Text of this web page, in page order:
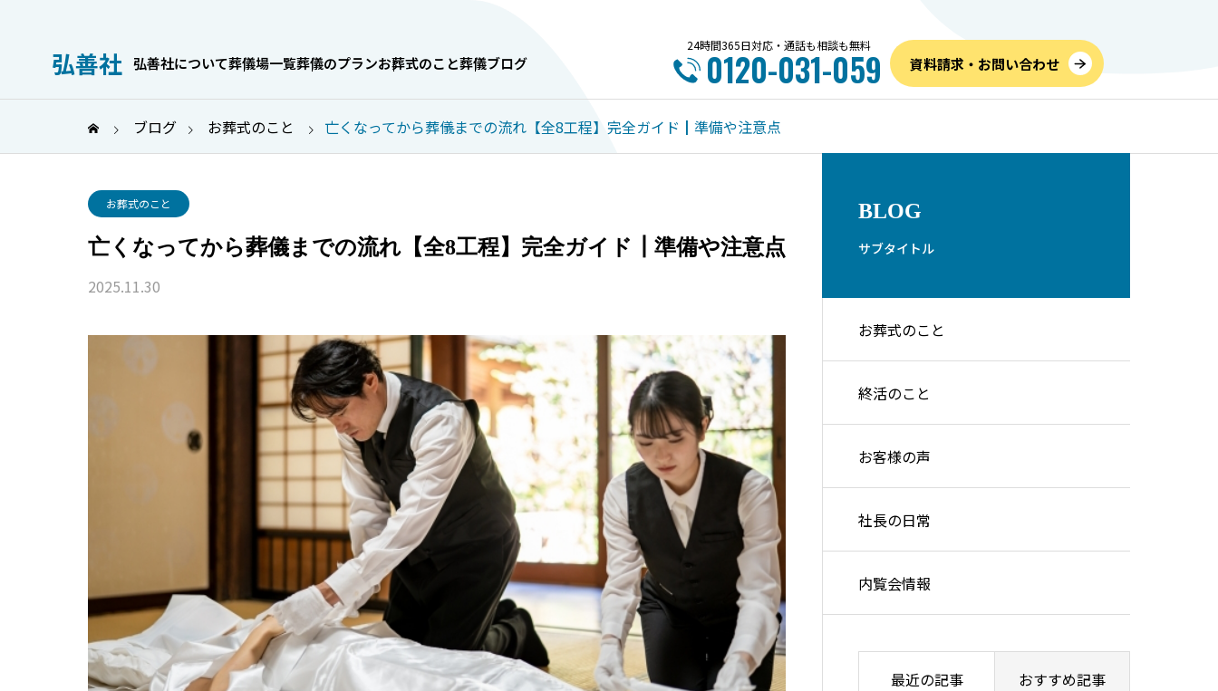
弘善社 弘善社について葬儀場一覧葬儀のプランお葬式のこと葬儀ブログ
家族葬の喪主挨拶｜場面別の
例文とマナーを解説
7月 ～中央斎場～ イベント
のご案内
旭川市で失敗しない葬儀社の
選び方完全ガイド！5つの手順
とポイント
高すぎるを防ぐ！家族葬の費
えて安くする方法
24時間365日対応・通話も相談も無料
0120-031-059 資料請求・お問い合わせ
ブログ お葬式のこと 亡くなってから葬儀までの流れ【全8工程】完全ガイド┃準備や注意点
お葬式のこと
亡くなってから葬儀までの流れ【全8工程】完全ガイド┃準備や注意点
2025.11.30
BLOG
サブタイトル
お葬式のこと
終活のこと
お客様の声
社長の日常
内覧会情報
最近の記事 おすすめ記事